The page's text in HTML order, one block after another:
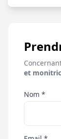
et
Nom *